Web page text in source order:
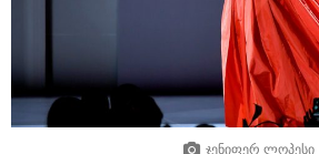
ჯენიფერ ლოპესი